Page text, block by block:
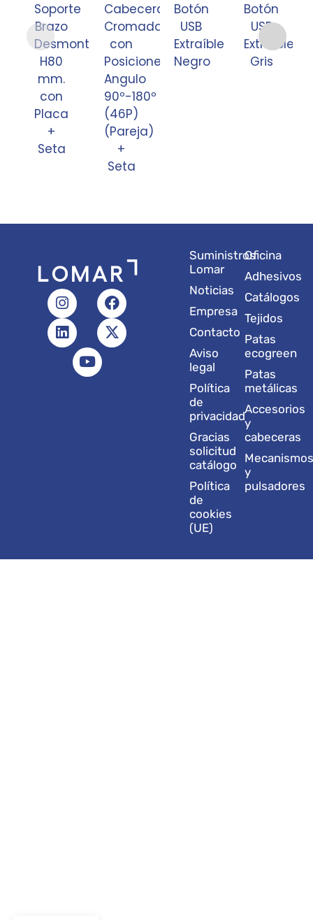
Soporte
Brazo
Desmontable
H80
mm.
con
Placa
+
Seta
Cabecera
Cromada
con
Posiciones
Angulo
90º-180º
(46P)
(Pareja)
+
Seta
Botón
USB
Extraíble
Negro
Botón
USB
Extraíble
Gris
I
n
s
t
F
a
c
e
L
i
n
k
X
-
t
w
u
b
Suministros
Lomar
Noticias
Empresa
Contacto
Aviso
legal
Política
de
privacidad
Gracias
solicitud
catálogo
Política
de
cookies
(UE)
Oficina
Adhesivos
Catálogos
Tejidos
Patas
ecogreen
Patas
metálicas
Accesorios
y
cabeceras
y
pulsadores